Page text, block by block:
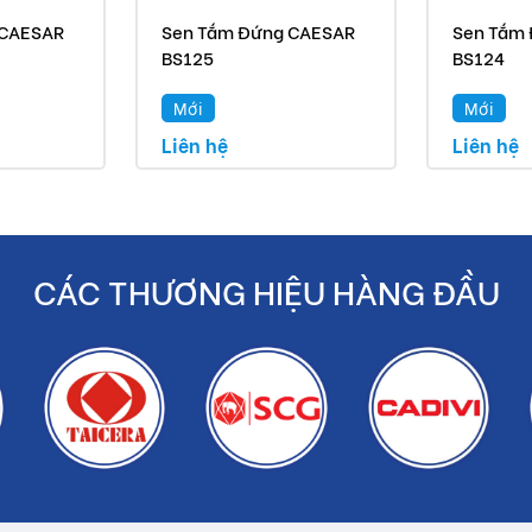
so với thực tế do công nghệ chụp hình và ánh sáng.
chính hãng.
cho khách hàng.
Sen Tắm Đứng CAESAR
BS125
Mới
Liên hệ
Sen Tắm
BS124
Mới
Liên hệ
CÁC THƯƠNG HIỆU HÀNG ĐẦU